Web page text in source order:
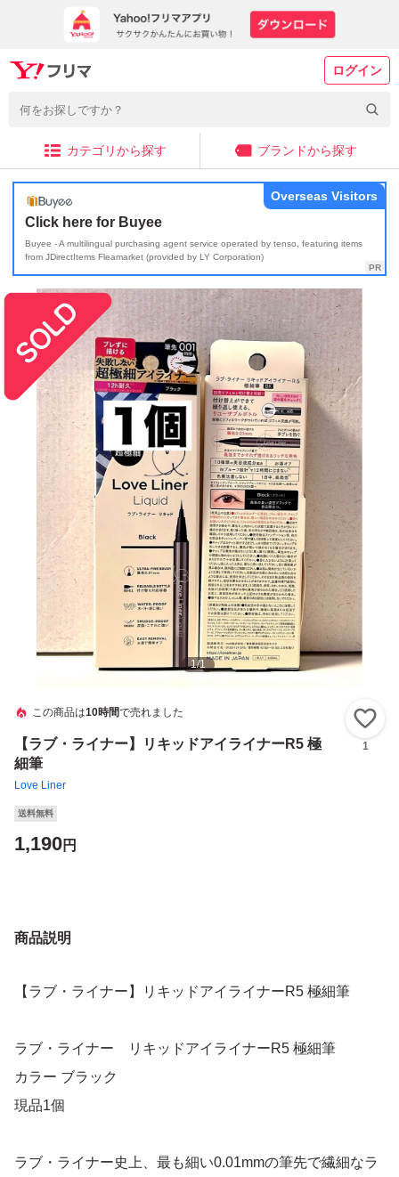
ログイン
カテゴリから探す ブランドから探す
Click here for Buyee
Buyee - A multilingual purchasing agent service operated by tenso, featuring items
from JDirectItems Fleamarket (provided by LY Corporation)
Overseas Visitors
1/1
この商品は10時間で売れました
【ラブ・ライナー】リキッドアイライナーR5 極
細筆
Love Liner
1
送料無料
1,190円
商品説明
【ラブ・ライナー】リキッドアイライナーR5 極細筆
ラブ・ライナー リキッドアイライナーR5 極細筆
カラー ブラック
現品1個
ラブ・ライナー史上、最も細い0.01mmの筆先で繊細なラ